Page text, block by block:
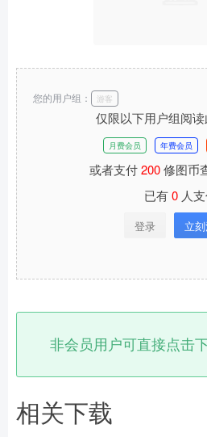
仅限以下用户组阅
月费会员 年费会员
或者支付200修图币
已有0人支
登录 立
您的用户组： 游客
非会员用户可直接点击
相关下载